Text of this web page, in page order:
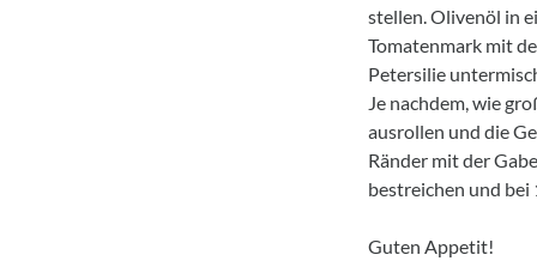
stellen. Olivenöl in
Tomatenmark mit
Petersilie
Je nachdem, wie
ausrollen und die
Ränder mit der
bestreichen und bei
Guten Appetit!